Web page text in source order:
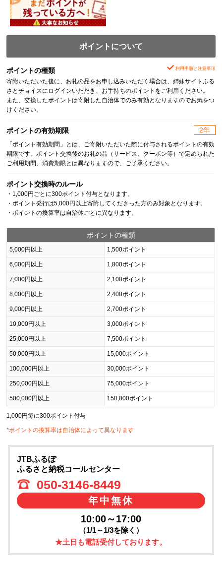
ポイントについて
ポイントの種類 利用手順と注意事項
寄附いただいた後に、お礼の品をお申し込みいただく場合は、姉妹サイトふる
さとチョイスにログインいただき、お手持ちのポイントをご利用ください。
また、交換したポイントは寄附した自治体でのみ有効となりますのでお気をつ
けください。
ポイントの有効期限 2年
「ポイント有効期間」とは、ご寄附いただいた際に付与されるポイントの有効
期限です。ポイント交換後のお礼の品（サービス、クーポン等）で定められた
ご利用期間、消費期限とは異なりますので、ご了承ください。
ポイント交換時のルール
・1,000円ごとに300ポイント付与となります。
・ポイント発行は5,000円以上寄附してくださった方のみ対象となります。
・ポイントの換算率は自治体ごとに異なります。
ポイントの種類
5,000円以上 1,500ポイント
6,000円以上 1,800ポイント
7,000円以上 2,100ポイント
8,000円以上 2,400ポイント
9,000円以上 2,700ポイント
10,000円以上 3,000ポイント
25,000円以上 7,500ポイント
50,000円以上 15,000ポイント
100,000円以上 30,000ポイント
250,000円以上 75,000ポイント
500,000円以上 150,000ポイント
1,000円毎に300ポイント付与
*ポイントの換算率は自治体によって異なります
JTBふるぽ
ふるさと納税コールセンター
050-3146-8449
年中無休
10:00～17:00
（1/1～1/3を除く）
★土日も電話受付しております。